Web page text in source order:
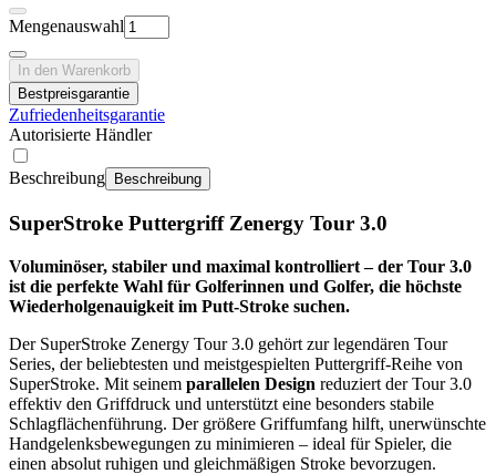
Mengenauswahl
In den Warenkorb
Bestpreisgarantie
Zufriedenheitsgarantie
Autorisierte Händler
Beschreibung Beschreibung
SuperStroke Puttergriff Zenergy Tour 3.0
Voluminöser, stabiler und maximal kontrolliert – der Tour 3.0
ist die perfekte Wahl für Golferinnen und Golfer, die höchste
Wiederholgenauigkeit im Putt‑Stroke suchen.
Der SuperStroke Zenergy Tour 3.0 gehört zur legendären Tour
Series, der beliebtesten und meistgespielten Puttergriff‑Reihe von
SuperStroke. Mit seinem parallelen Design reduziert der Tour 3.0
effektiv den Griffdruck und unterstützt eine besonders stabile
Schlagflächenführung. Der größere Griffumfang hilft, unerwünschte
Handgelenksbewegungen zu minimieren – ideal für Spieler, die
einen absolut ruhigen und gleichmäßigen Stroke bevorzugen.